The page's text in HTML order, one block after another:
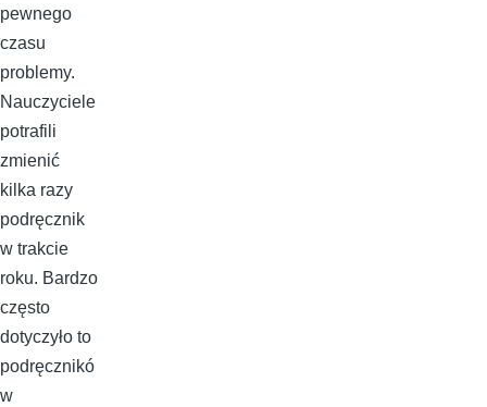
pewnego
czasu
problemy.
Nauczyciele
potrafili
zmienić
kilka razy
podręcznik
w trakcie
roku. Bardzo
często
dotyczyło to
podręcznikó
w